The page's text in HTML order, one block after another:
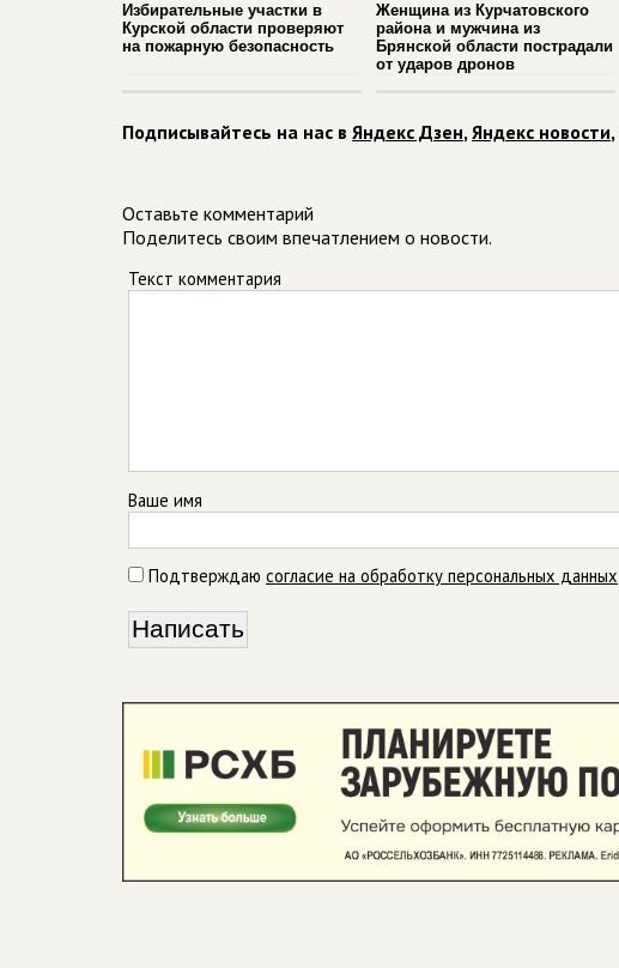
Избирательные участки в
Курской области проверяют
на пожарную безопасность
Женщина из Курчатовского
района и мужчина из
Брянской области пострадали
от ударов дронов
Подписывайтесь на нас в Яндекс Дзен,Яндекс новости,
Оставьте комментарий
Поделитесь своим впечатлением о новости.
Текст комментария
Ваше имя
Подтверждаю согласие на обработку персональных данных